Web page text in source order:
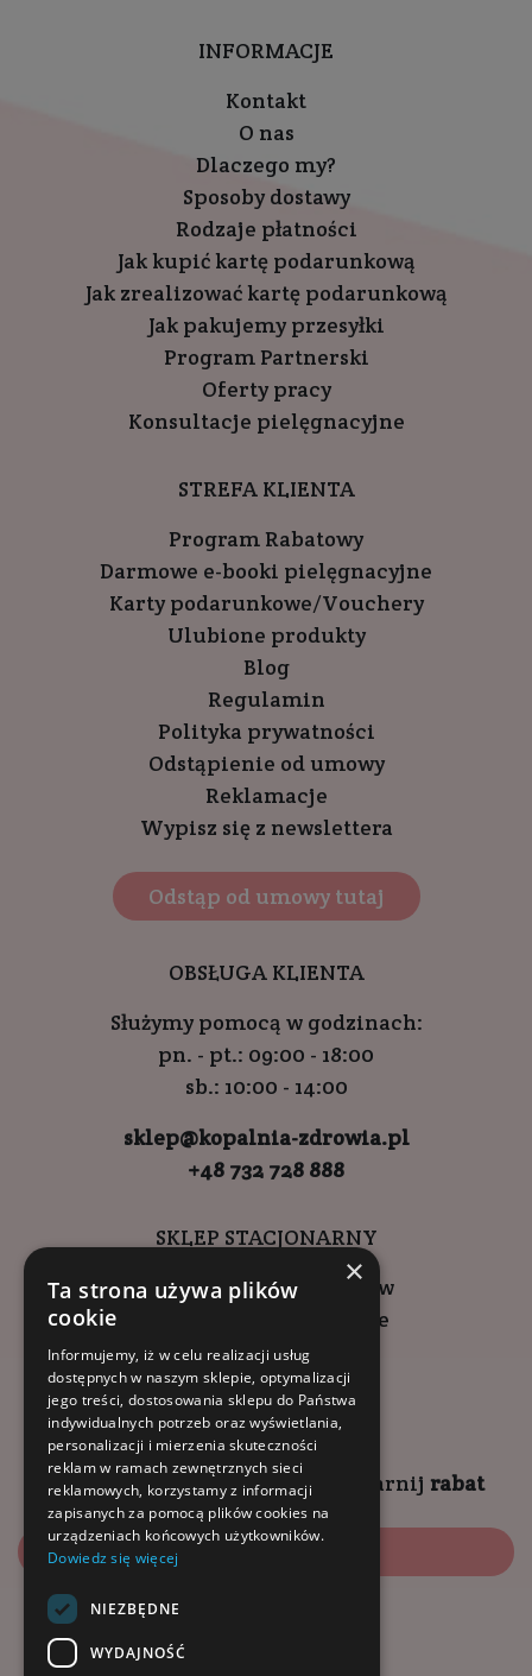
INFORMACJE
Kontakt
O nas
Dlaczego my?
Sposoby dostawy
Rodzaje płatności
Jak kupić kartę podarunkową
Jak zrealizować kartę podarunkową
Jak pakujemy przesyłki
Program Partnerski
Oferty pracy
Konsultacje pielęgnacyjne
STREFA KLIENTA
Program Rabatowy
Darmowe e-booki pielęgnacyjne
Karty podarunkowe/Vouchery
Ulubione produkty
Blog
Regulamin
Polityka prywatności
Odstąpienie od umowy
Reklamacje
Wypisz się z newslettera
Odstąp od umowy tutaj
OBSŁUGA KLIENTA
Służymy pomocą w godzinach:
pn. - pt.: 09:00 - 18:00
sb.: 10:00 - 14:00
sklep@kopalnia-zdrowia.pl
+48 732 728 888
SKLEP STACJONARNY
ul. Wadowicka 6, Kraków
Kompleks Buma Square
godziny otwarcia:
9:00 - 18:00 (pon-pt)
10:00 - 14:00 (sob)
Zapisz się naNEWSLETTER zgarnij rabat
Zapisz się
×
Ta strona używa plików
cookie
Informujemy, iż w celu realizacji usług
dostępnych w naszym sklepie, optymalizacji
jego treści, dostosowania sklepu do Państwa
indywidualnych potrzeb oraz wyświetlania,
personalizacji i mierzenia skuteczności
reklam w ramach zewnętrznych sieci
reklamowych, korzystamy z informacji
zapisanych za pomocą plików cookies na
urządzeniach końcowych użytkowników.
Dowiedz się więcej
NIEZBĘDNE
WYDAJNOŚĆ